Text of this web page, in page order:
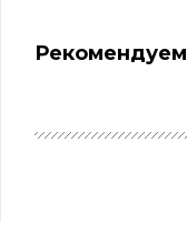
Рекомендуем